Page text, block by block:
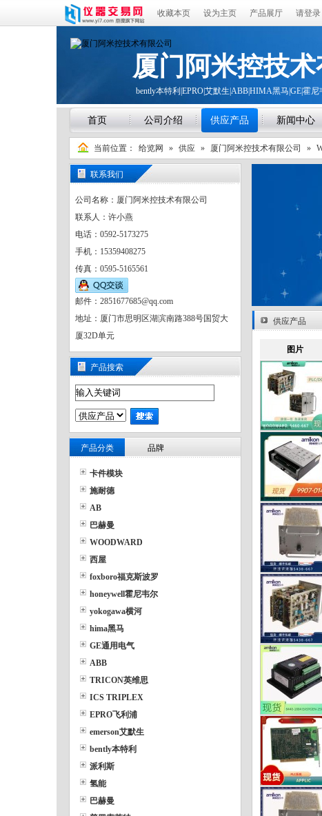
收藏本页 设为主页 产品展厅 请登录
厦门阿米控技术
bently本特利|EPRO|艾默生|ABB|HIMA黑马|GE|霍
首页 公司介绍 供应产品 新闻中心
当前位置： 给览网 » 供应 » 厦门阿米控技术有限公司 »
联系我们
公司名称：厦门阿米控技术有限公司
联系人：许小燕
电话：0592-5173275
手机：15359408275
传真：0595-5165561
邮件：2851677685@qq.com
地址：厦门市思明区湖滨南路388号国贸大
厦32D单元
产品搜索
产品分类 品牌
卡件模块
施耐德
AB
巴赫曼
WOODWARD
西屋
foxboro福克斯波罗
honeywell霍尼韦尔
yokogawa横河
hima黑马
GE通用电气
ABB
TRICON英维思
ICS TRIPLEX
EPRO飞利浦
emerson艾默生
bently本特利
派利斯
氢能
巴赫曼
供应产品
图片